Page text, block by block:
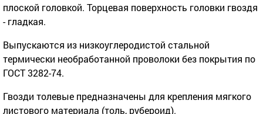
плоской головкой. Торцевая поверхность головки гвоздя
- гладкая.
Выпускаются из низкоуглеродистой стальной
термически необработанной проволоки без покрытия по
ГОСТ 3282-74.
Гвозди толевые предназначены для крепления мягкого
листового материала (толь, рубероид).